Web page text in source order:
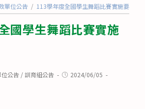
單位公告 / 113學年度全國學生舞蹈比賽實施要點
國學生舞蹈比賽實施
公告 /訓育組公告
Post2024/06/05